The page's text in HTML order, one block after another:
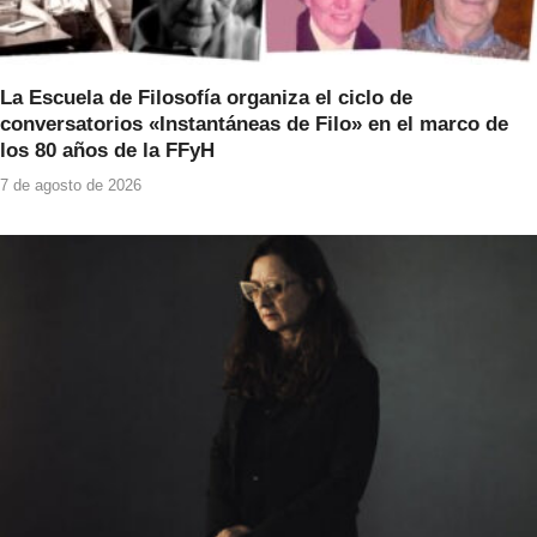
La Escuela de Filosofía organiza el ciclo de
conversatorios «Instantáneas de Filo» en el marco de
los 80 años de la FFyH
7 de agosto de 2026